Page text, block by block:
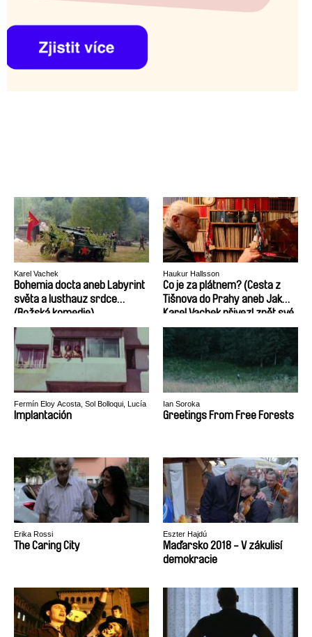
Karel Vachek
Bohemia docta aneb Labyrint
světa a lusthauz srdce
(Božská komedie)
Haukur Hallsson
Co je za plátnem? (Cesta z
Tišnova do Prahy aneb Jak
Karel Vachek přivezl zpět své
obrazy)
Fermín Eloy Acosta, Sol Bolloqui, Lucía
Salas
Implantación
Ian Soroka
Greetings From Free Forests
Erika Rossi
The Caring City
Eszter Hajdú
Maďarsko 2018 - V zákulisí
demokracie